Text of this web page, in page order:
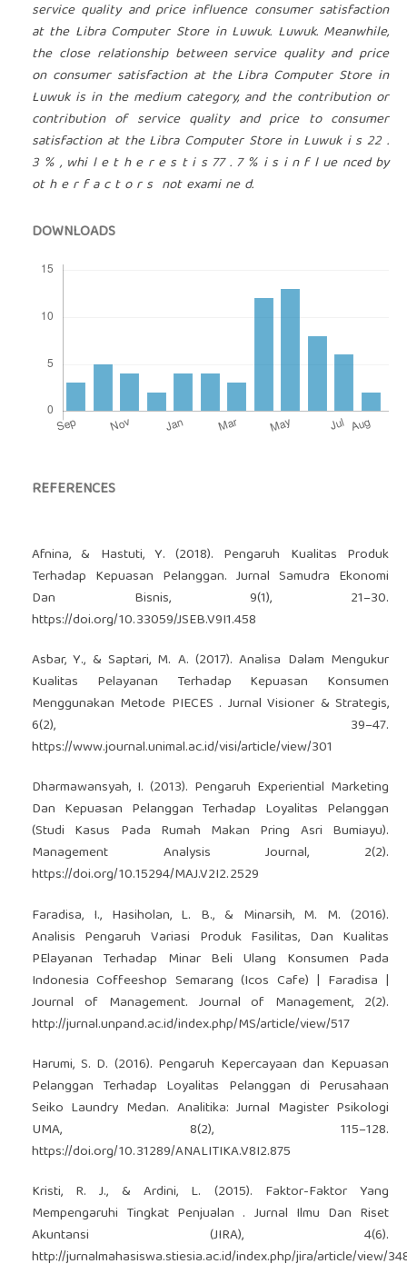
service quality and price influence consumer satisfaction
at the Libra Computer Store in Luwuk. Luwuk. Meanwhile,
the close relationship between service quality and price
on consumer satisfaction at the Libra Computer Store in
Luwuk is in the medium category, and the contribution or
contribution of service quality and price to consumer
satisfaction at the Libra Computer Store in Luwuk i s 22 .
3 % , whi l e t h e r e s t i s 77 . 7 % i s i n f l ue nced by
ot h e r f a c t o r s not exami ne d.
DOWNLOADS
REFERENCES
Afnina, & Hastuti, Y. (2018). Pengaruh Kualitas Produk
Terhadap Kepuasan Pelanggan. Jurnal Samudra Ekonomi
Dan Bisnis, 9(1), 21–30.
https://doi.org/10.33059/JSEB.V9I1.458
Asbar, Y., & Saptari, M. A. (2017). Analisa Dalam Mengukur
Kualitas Pelayanan Terhadap Kepuasan Konsumen
Menggunakan Metode PIECES . Jurnal Visioner & Strategis,
6(2), 39–47.
https://www.journal.unimal.ac.id/visi/article/view/301
Dharmawansyah, I. (2013). Pengaruh Experiential Marketing
Dan Kepuasan Pelanggan Terhadap Loyalitas Pelanggan
(Studi Kasus Pada Rumah Makan Pring Asri Bumiayu).
Management Analysis Journal, 2(2).
https://doi.org/10.15294/MAJ.V2I2.2529
Faradisa, I., Hasiholan, L. B., & Minarsih, M. M. (2016).
Analisis Pengaruh Variasi Produk Fasilitas, Dan Kualitas
PElayanan Terhadap Minar Beli Ulang Konsumen Pada
Indonesia Coffeeshop Semarang (Icos Cafe) | Faradisa |
Journal of Management. Journal of Management, 2(2).
http://jurnal.unpand.ac.id/index.php/MS/article/view/517
Harumi, S. D. (2016). Pengaruh Kepercayaan dan Kepuasan
Pelanggan Terhadap Loyalitas Pelanggan di Perusahaan
Seiko Laundry Medan. Analitika: Jurnal Magister Psikologi
UMA, 8(2), 115–128.
https://doi.org/10.31289/ANALITIKA.V8I2.875
Kristi, R. J., & Ardini, L. (2015). Faktor-Faktor Yang
Mempengaruhi Tingkat Penjualan . Jurnal Ilmu Dan Riset
Akuntansi (JIRA), 4(6).
http://jurnalmahasiswa.stiesia.ac.id/index.php/jira/article/view/